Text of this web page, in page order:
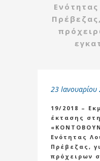
23
19/2018 –
έκτασης
Ενότητας
Πρέβεζας,
πρόχειρων